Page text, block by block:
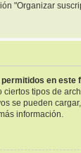
"Organizar
en este
tipos de
se pueden
información.